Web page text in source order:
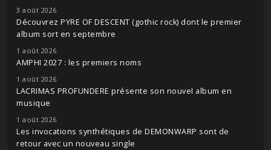
3 août 2026
Découvrez PYRE OF DESCENT (gothic rock) dont le premier
album sort en septembre
1 août 2026
AMPHI 2027 : les premiers noms
1 août 2026
LACRIMAS PROFUNDERE présente son nouvel album en
musique
1 août 2026
Les invocations synthétiques de DEMONWARP sont de
retour avec un nouveau single